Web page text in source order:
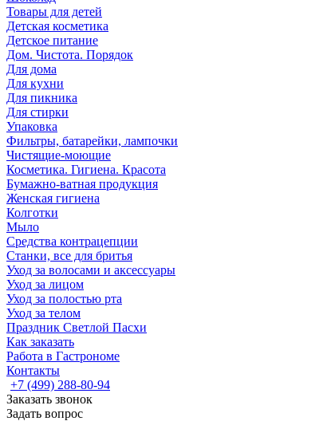
Товары для детей
Детская косметика
Детское питание
Дом. Чистота. Порядок
Для дома
Для кухни
Для пикника
Для стирки
Упаковка
Фильтры, батарейки, лампочки
Чистящие-моющие
Косметика. Гигиена. Красота
Бумажно-ватная продукция
Женская гигиена
Колготки
Мыло
Средства контрацепции
Станки, все для бритья
Уход за волосами и аксессуары
Уход за лицом
Уход за полостью рта
Уход за телом
Праздник Светлой Пасхи
Как заказать
Работа в Гастрономе
Контакты
+7 (499) 288-80-94
Заказать звонок
Задать вопрос